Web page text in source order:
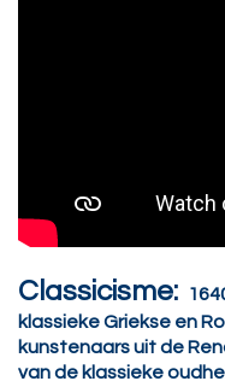
Classicisme:
klassieke Griekse en
kunstenaars uit de
van de klassieke